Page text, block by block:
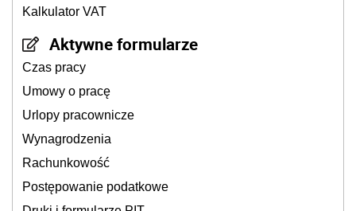
Kalkulator VAT
Aktywne formularze
Czas pracy
Umowy o pracę
Urlopy pracownicze
Wynagrodzenia
Rachunkowość
Postępowanie podatkowe